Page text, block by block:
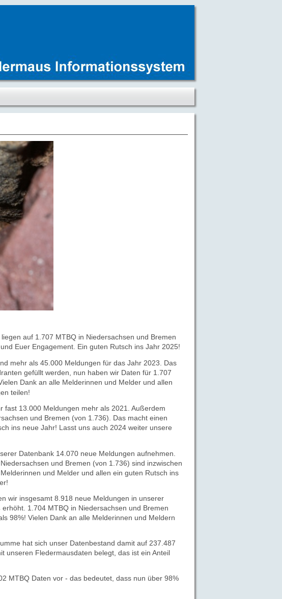
auf 1.707 MTBQ in Niedersachsen und Bremen
Euer Engagement. Ein guten Rutsch ins Jahr 2025!
mehr als 45.000 Meldungen für das Jahr 2023. Das
gefüllt werden, nun haben wir Daten für 1.707
Dank an alle Melderinnen und Melder und allen
teilen!
13.000 Meldungen mehr als 2021. Außerdem
und Bremen (von 1.736). Das macht einen
ins neue Jahr! Lasst uns auch 2024 weiter unsere
Datenbank 14.070 neue Meldungen aufnehmen.
und Bremen (von 1.736) sind inzwischen
und Melder und allen ein guten Rutsch ins
wir insgesamt 8.918 neue Meldungen in unserer
1.704 MTBQ in Niedersachsen und Bremen
98%! Vielen Dank an alle Melderinnen und Meldern
hat sich unser Datenbestand damit auf 237.487
unseren Fledermausdaten belegt, das ist ein Anteil
MTBQ Daten vor - das bedeutet, dass nun über 98%